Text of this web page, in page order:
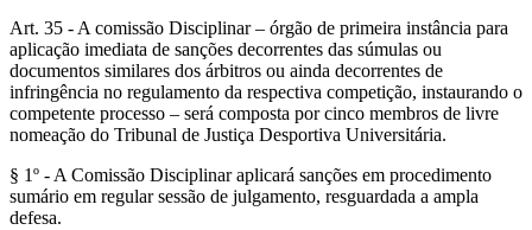
Art. 35 - A comissão Disciplinar – órgão de primeira instância para
aplicação imediata de sanções decorrentes das súmulas ou
documentos similares dos árbitros ou ainda decorrentes de
infringência no regulamento da respectiva competição, instaurando o
competente processo – será composta por cinco membros de livre
nomeação do Tribunal de Justiça Desportiva Universitária.
§ 1º - A Comissão Disciplinar aplicará sanções em procedimento
sumário em regular sessão de julgamento, resguardada a ampla
defesa.